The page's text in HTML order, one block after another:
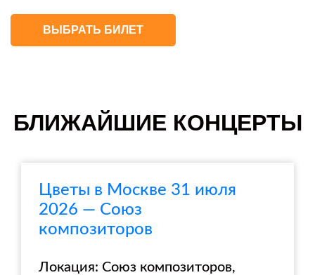
ВЫБРАТЬ БИЛЕТ
БЛИЖАЙШИЕ КОНЦЕРТЫ
Цветы в Москве 31 июля
2026 — Союз
композиторов
Локация: Союз композиторов,